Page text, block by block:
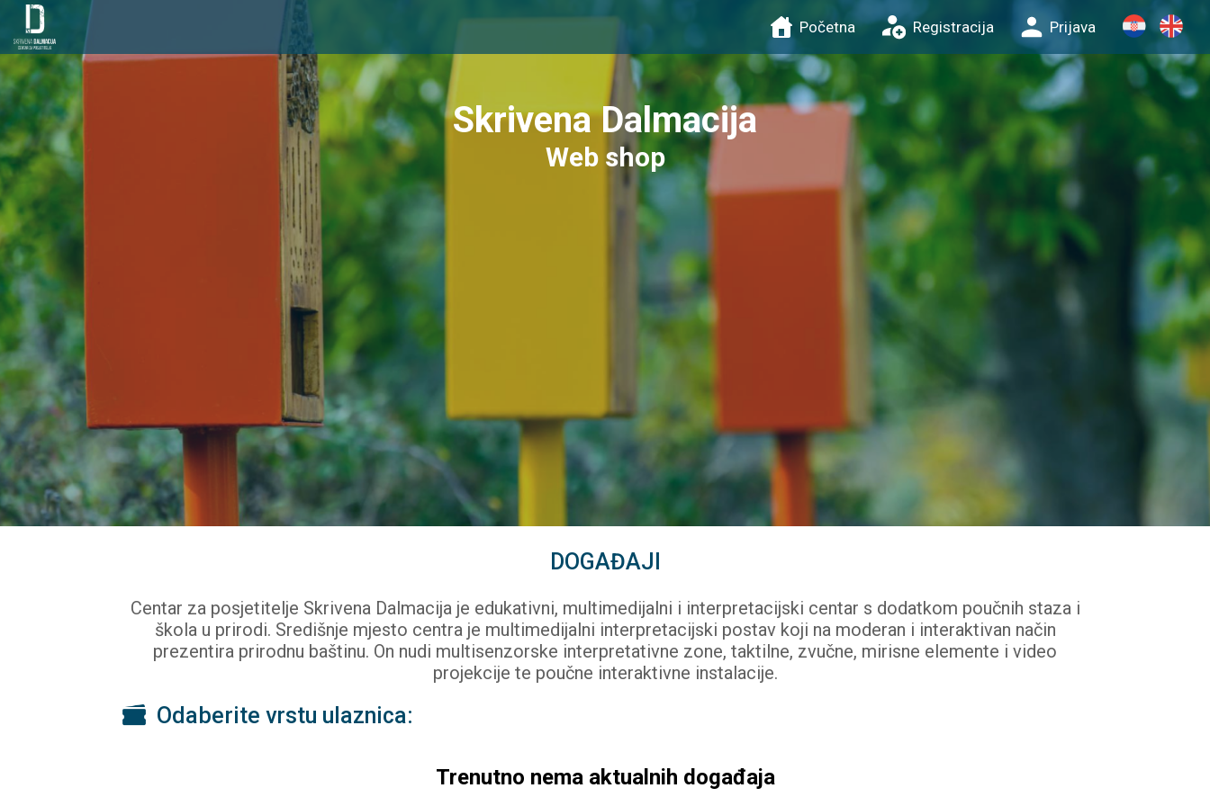
Početna Registracija Prijava
Skrivena Dalmacija
Web shop
DOGAĐAJI
Centar za posjetitelje Skrivena Dalmacija je edukativni, multimedijalni i interpretacijski centar s dodatkom poučnih staza i
škola u prirodi. Središnje mjesto centra je multimedijalni interpretacijski postav koji na moderan i interaktivan način
prezentira prirodnu baštinu. On nudi multisenzorske interpretativne zone, taktilne, zvučne, mirisne elemente i video
projekcije te poučne interaktivne instalacije.
Odaberite vrstu ulaznica:
Trenutno nema aktualnih događaja